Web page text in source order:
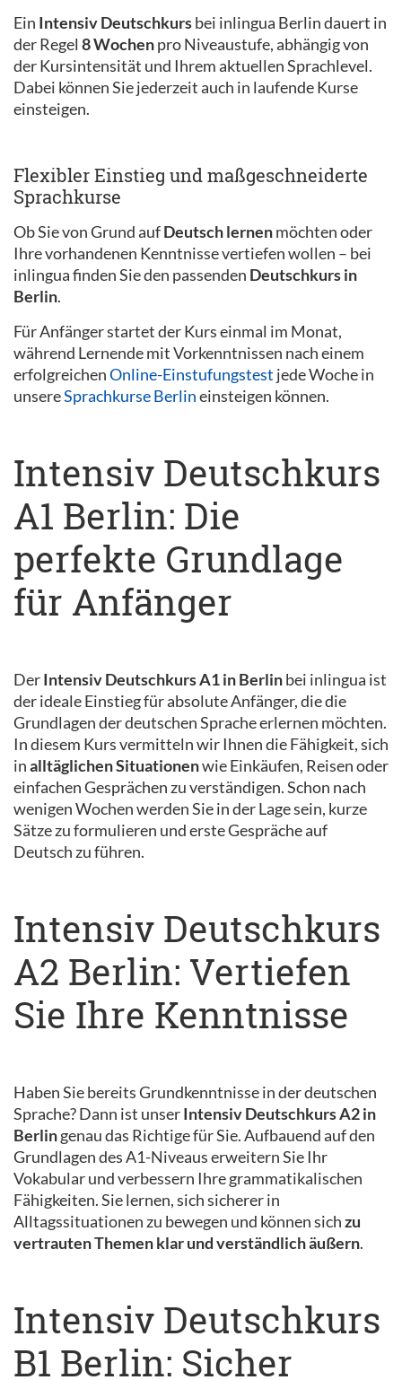
Ein Intensiv Deutschkursbei inlingua Berlin dauert in
der Regel 8 Wochenpro Niveaustufe, abhängig von
der Kursintensität und Ihrem aktuellen Sprachlevel.
Dabei können Sie jederzeit auch in laufende Kurse
einsteigen.
Flexibler Einstieg und maßgeschneiderte
Sprachkurse
Ob Sie von Grund aufDeutsch lernenmöchten oder
Ihre vorhandenen Kenntnisse vertiefen wollen – bei
inlingua finden Sie den passenden Deutschkurs in
Berlin.
Für Anfänger startet der Kurs einmal im Monat,
während Lernende mit Vorkenntnissen nach einem
erfolgreichenOnline-Einstufungstest jede Woche in
unsereSprachkurse Berlineinsteigen können.
Intensiv Deutschkurs
A1 Berlin: Die
perfekte Grundlage
für Anfänger
DerIntensiv Deutschkurs A1 in Berlinbei inlingua ist
der ideale Einstieg für absolute Anfänger, die die
Grundlagen der deutschen Sprache erlernen möchten.
In diesem Kurs vermitteln wir Ihnen die Fähigkeit, sich
inalltäglichen Situationenwie Einkäufen, Reisen oder
einfachen Gesprächen zu verständigen. Schon nach
wenigen Wochen werden Sie in der Lage sein, kurze
Sätze zu formulieren und erste Gespräche auf
Deutsch zu führen.
Intensiv Deutschkurs
A2 Berlin: Vertiefen
Sie Ihre Kenntnisse
Haben Sie bereits Grundkenntnisse in der deutschen
Sprache? Dann ist unserIntensiv Deutschkurs A2 in
Berlingenau das Richtige für Sie. Aufbauend auf den
Grundlagen des A1-Niveaus erweitern Sie Ihr
Vokabular und verbessern Ihre grammatikalischen
Fähigkeiten. Sie lernen, sich sicherer in
Alltagssituationen zu bewegen und können sichzu
vertrauten Themen klar und verständlich äußern.
Intensiv Deutschkurs
B1 Berlin: Sicher